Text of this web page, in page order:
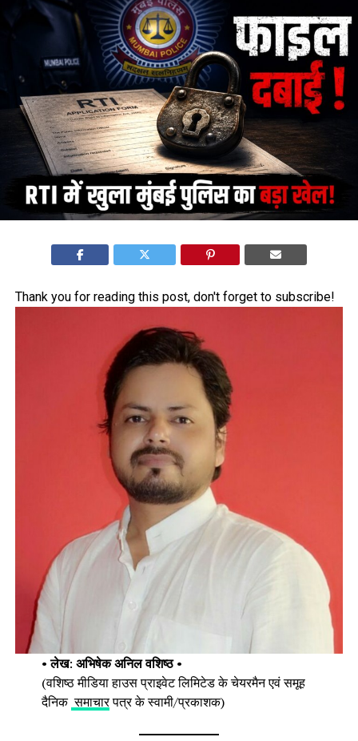
Thank you for reading this post, don't forget to subscribe!
•लेख: अभिषेक अनिल वशिष्ठ•
(वशिष्ठ मीडिया हाउस प्राइवेट लिमिटेड के चेयरमैन एवं समूह
दैनिक समाचारपत्र के स्वामी/प्रकाशक)